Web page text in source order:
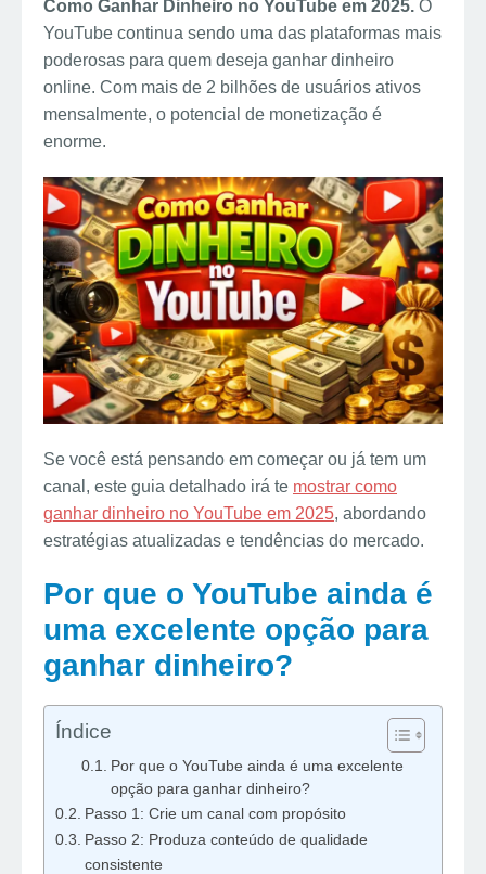
k
p
p
r
e
t
k
e
I
n
d
d
t
e
g
r
a
m
S
h
r
e
Como Ganhar Dinheiro no YouTube em 2025. O
YouTube continua sendo uma das plataformas mais
poderosas para quem deseja ganhar dinheiro
online. Com mais de 2 bilhões de usuários ativos
mensalmente, o potencial de monetização é
enorme.
Se você está pensando em começar ou já tem um
canal, este guia detalhado irá te mostrar como
ganhar dinheiro no YouTube em 2025, abordando
estratégias atualizadas e tendências do mercado.
Por que o YouTube ainda é
uma excelente opção para
ganhar dinheiro?
Índice
Por que o YouTube ainda é uma excelente
opção para ganhar dinheiro?
Passo 1: Crie um canal com propósito
Passo 2: Produza conteúdo de qualidade
consistente